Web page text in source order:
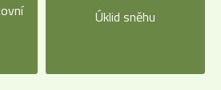
Úklid sněhu